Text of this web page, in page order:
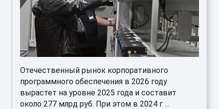
Отечественный рынок корпоративного
программного обеспечения в 2026 году
вырастет на уровне 2025 года и составит
около 277 млрд руб. При этом в 2024 г ...